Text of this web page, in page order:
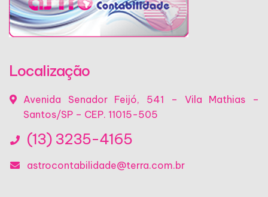
Localização
Avenida Senador Feijó, 541 – Vila Mathias –
Santos/SP – CEP. 11015-505
(13) 3235-4165
astrocontabilidade@terra.com.br